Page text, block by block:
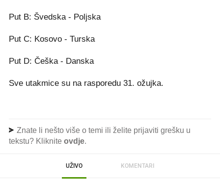
Put B: Švedska - Poljska
Put C: Kosovo - Turska
Put D: Češka - Danska
Sve utakmice su na rasporedu 31. ožujka.
Znate li nešto više o temi ili želite prijaviti grešku u
tekstu? Kliknite ovdje.
UŽIVO KOMENTARI